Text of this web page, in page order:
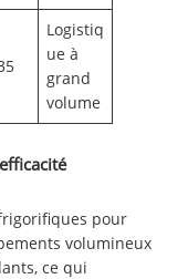
Logistiq
ue à
grand
volume
pour
volumineux
ce qui